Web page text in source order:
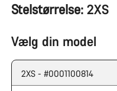
Stelstørrelse: 2XS
Vælg din model
2XS - #0001100814